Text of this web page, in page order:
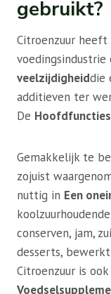
gebruikt?
Citroenzuur
voedingsindustrie
veelzijdigheiddie
additieven ter
De Hoofdfuncties
Gemakkelijk te
zojuist
nuttig in Een
conserven, jam,
desserts,
Citroenzuur is